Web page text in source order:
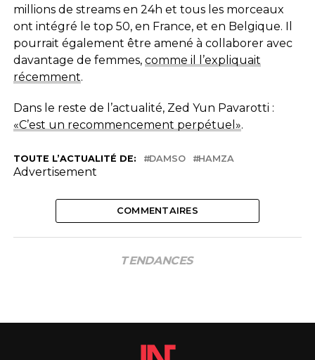
millions de streams en 24h et tous les morceaux
ont intégré le top 50, en France, et en Belgique. Il
pourrait également être amené à collaborer avec
davantage de femmes, comme il l’expliquait
récemment.
Dans le reste de l’actualité, Zed Yun Pavarotti :
«C’est un recommencement perpétuel».
TOUTE L’ACTUALITÉ DE: DAMSO HAMZA
Advertisement
COMMENTAIRES
TENDANCES